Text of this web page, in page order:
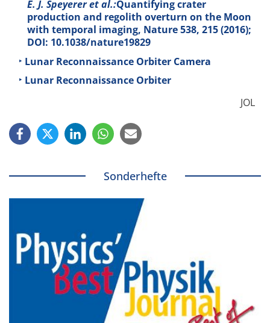
E. J. Speyerer et al.:Quantifying crater
production and regolith overturn on the Moon
with temporal imaging, Nature538, 215 (2016);
DOI: 10.1038/nature19829
Lunar Reconnaissance Orbiter Camera
Lunar Reconnaissance Orbiter
JOL
Sonderhefte